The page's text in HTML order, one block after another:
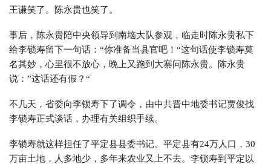
王谦笑了。陈永贵也笑了。
事后，陈永贵陪中央领导到南垴大队参观，临走时陈永贵私下
给李锁寿留下一句话：“你准备当县官吧！“这句话使李锁寿莫
名其妙，心里很不放心，晚上又跑到大寨问陈永贵。陈永贵
说：”这话还有假？“
不几天，省委向李锁寿下了调令，由中共晋中地委书记贾俊找
李锁寿正式谈话，办理有关组织手续。
李锁寿就这样担任了平定县县委书记。平定县有24万人口，30
万亩土地，人多地少，多年来农业又上不去。李锁寿到平定以